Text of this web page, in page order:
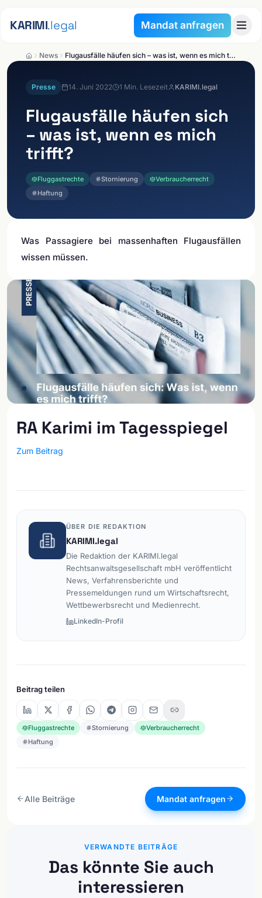
KARIMI.legal Mandat anfragen
News Flugausfälle häufen sich – was ist, wenn es mich trifft?
Presse 14. Juni 2022 1 Min. Lesezeit KARIMI.legal
Flugausfälle häufen sich
– was ist, wenn es mich
trifft?
Fluggastrechte Stornierung
Verbraucherrecht
Haftung
Was Passagiere bei massenhaften Flugausfällen
wissen müssen.
RA Karimi im Tagesspiegel
Zum Beitrag
ÜBER DIE REDAKTION
KARIMI.legal
Die Redaktion der KARIMI.legal
Rechtsanwaltsgesellschaft mbH veröffentlicht
News, Verfahrensberichte und
Pressemeldungen rund um Wirtschaftsrecht,
Wettbewerbsrecht und Medienrecht.
LinkedIn-Profil
Beitrag teilen
Fluggastrechte Stornierung
Verbraucherrecht
Haftung
Alle Beiträge Mandat anfragen
VERWANDTE BEITRÄGE
Das könnte Sie auch
interessieren